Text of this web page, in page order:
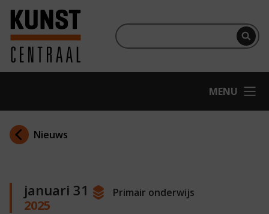
Ga naar hoofdinhoud
Terug naar homepage
OPEN
MENU
Nieuws
januari 31
2025
Primair onderwijs